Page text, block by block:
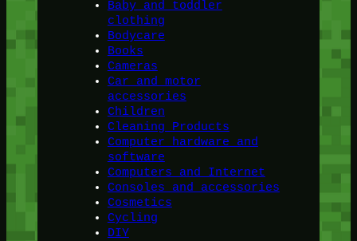
Baby and toddler
clothing
Bodycare
Books
Cameras
Car and motor
accessories
Children
Cleaning Products
Computer hardware and
software
Computers and Internet
Consoles and accessories
Cosmetics
Cycling
DIY